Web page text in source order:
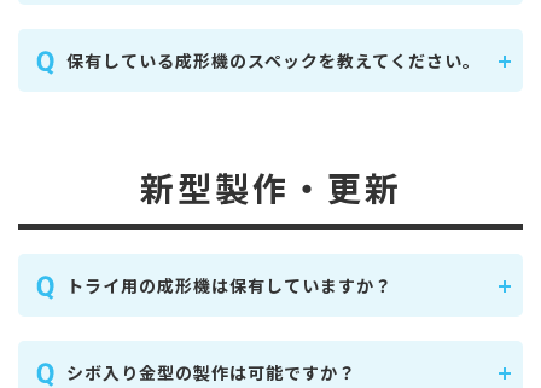
保有している成形機のスペックを教えてください。
新型製作・更新
トライ用の成形機は保有していますか？
シボ入り金型の製作は可能ですか？